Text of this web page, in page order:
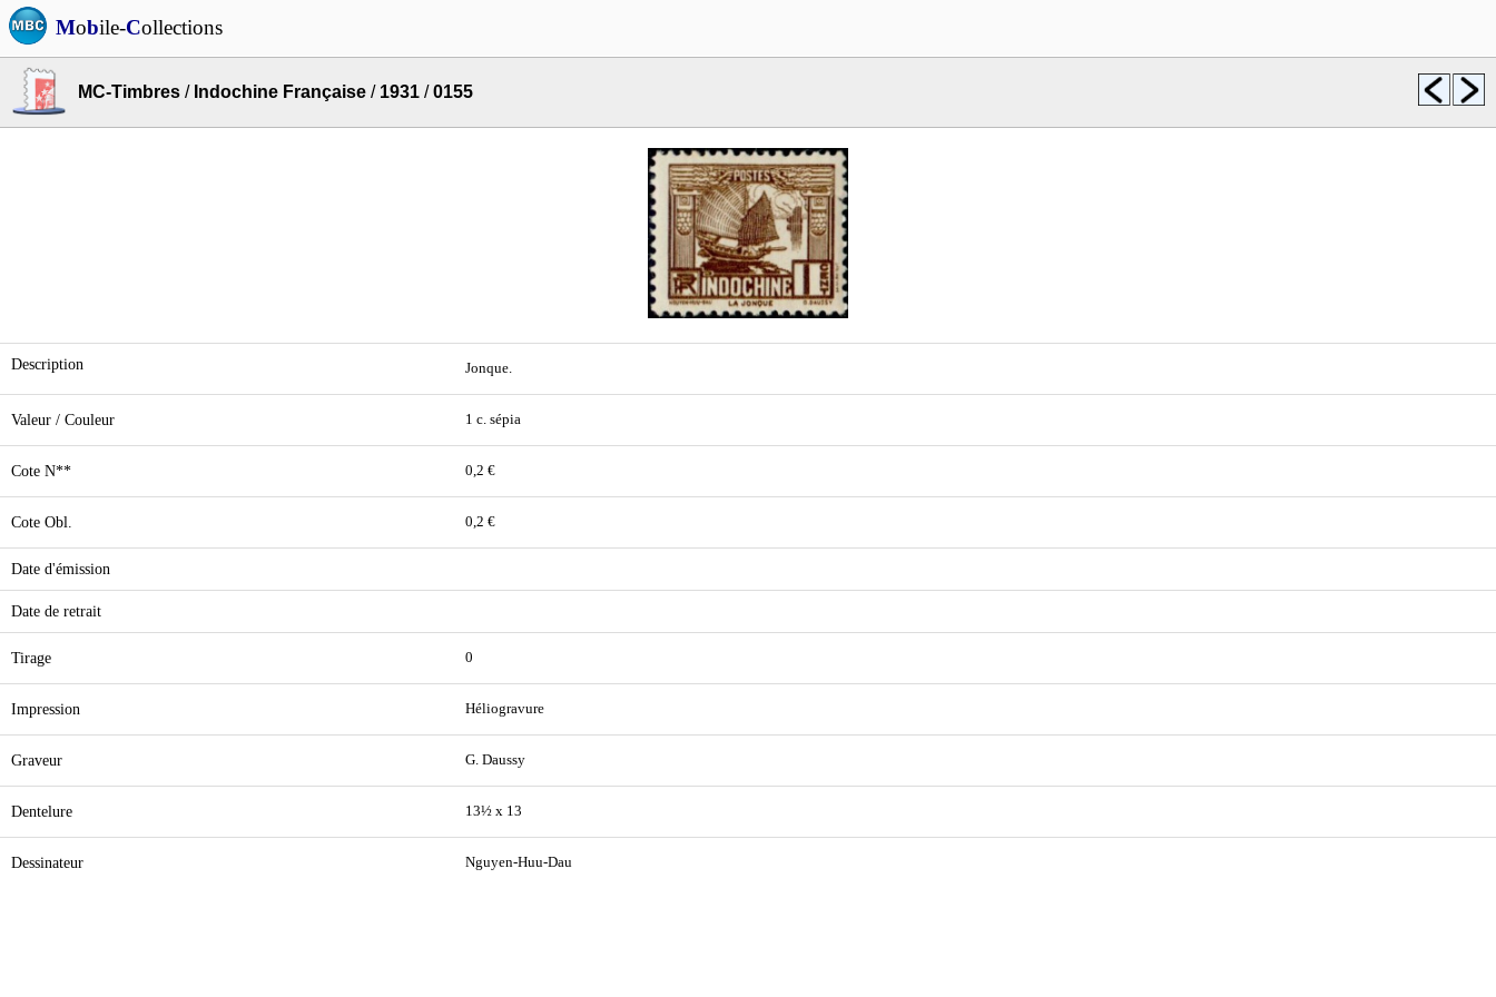
Mobile-Collections
MC-Timbres / Indochine Française / 1931 /0155
Description Jonque.
Valeur / Couleur 1 c. sépia
Cote N** 0,2 €
Cote Obl. 0,2 €
Date d'émission
Date de retrait
Tirage 0
Impression Héliogravure
Graveur G. Daussy
Dentelure 13½ x 13
Dessinateur Nguyen-Huu-Dau